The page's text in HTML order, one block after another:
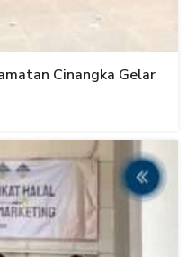
Cinangka Gelar